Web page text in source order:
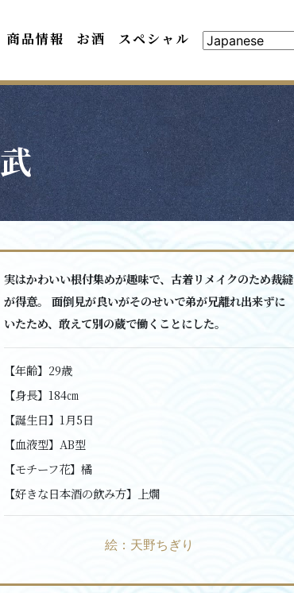
商品情報 お酒 スペシャル
実はかわいい根付集めが趣味で、古着リメイクのため裁縫
が得意。 面倒見が良いがそのせいで弟が兄離れ出来ずに
いたため、敢えて別の蔵で働くことにした。
【年齢】 29歳
【身長】 184㎝
【誕生日】 1月5日
【血液型】 AB型
【モチーフ花】 橘
【好きな日本酒の飲み方】
上燗
絵：天野ちぎり